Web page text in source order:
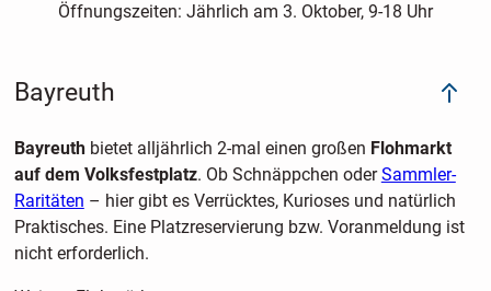
Öffnungszeiten: Jährlich am 3. Oktober, 9-18 Uhr
Bayreuth
Bayreuthbietet alljährlich 2-mal einen großen Flohmarkt
auf dem Volksfestplatz. Ob Schnäppchen oderSammler-
Raritäten – hier gibt es Verrücktes, Kurioses und natürlich
Praktisches. Eine Platzreservierung bzw. Voranmeldung ist
nicht erforderlich.